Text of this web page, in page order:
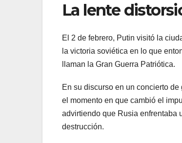
La lente
El 2 de febrero, Putin visitó la
la victoria soviética en lo que
llaman la Gran Guerra Patriótica.
En su discurso en un concierto
el momento en que cambió el
advirtiendo que Rusia enfrentaba
destrucción.